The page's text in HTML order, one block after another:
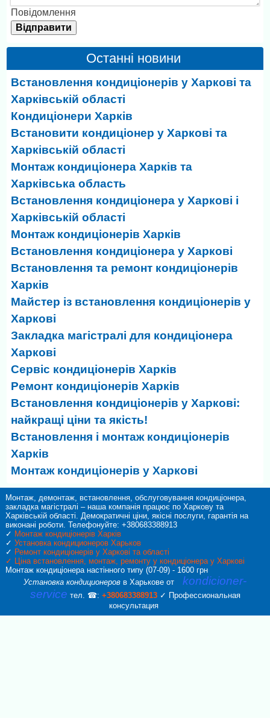
Повідомлення
Останні новини
Встановлення кондиціонерів у Харкові та
Харківській області
Кондиціонери Харків
Встановити кондиціонер у Харкові та
Харківській області
Монтаж кондиціонера Харків та
Харківська область
Встановлення кондиціонера у Харкові і
Харківській області
Монтаж кондиціонерів Харків
Встановлення кондиціонера у Харкові
Встановлення та ремонт кондиціонерів
Харків
Майстер із встановлення кондиціонерів у
Харкові
Закладка магістралі для кондиціонера
Харкові
Сервіс кондиціонерів Харків
Ремонт кондиціонерів Харків
Встановлення кондиціонерів у Харкові:
найкращі ціни та якість!
Встановлення і монтаж кондиціонерів
Харків
Монтаж кондиціонерів у Харкові
Монтаж, демонтаж, встановлення, обслуговування кондиціонера,
закладка магістралі – наша компанія працює по Харкову та
Харківській області. Демократичні ціни, якісні послуги, гарантія на
виконані роботи. Телефонуйте: +380683388913
✓ Монтаж кондиціонерів Харків
✓ Установка кондиционеров Харьков
✓ Ремонт кондиціонерів у Харкові та області
✓
Ціна встановлення, монтаж, ремонту у кондиціонера у Харкові
Монтаж кондиціонера настінного типу (07-09) - 1600 грн
Установка кондиционеров в Харькове от
kondicioner-
service тел. ☎: +380683388913✓ Профессиональная
консультация